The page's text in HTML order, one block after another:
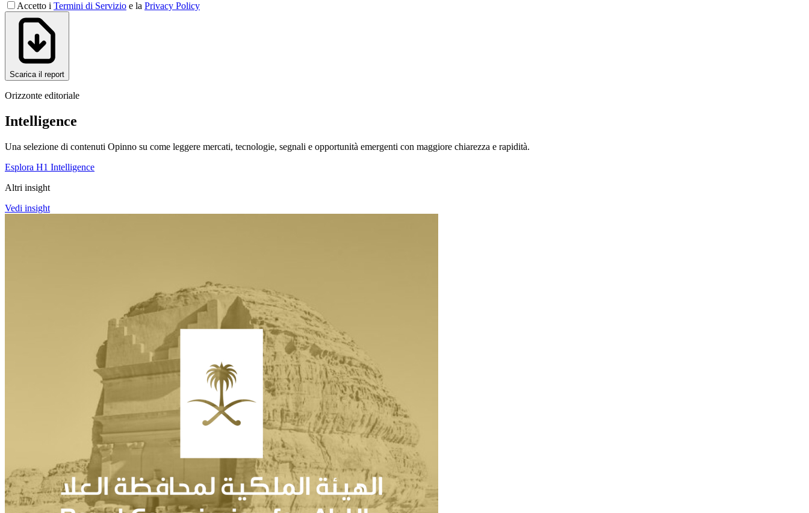
Accetto i Termini di Servizio e la Privacy Policy
Scarica il report
Orizzonte editoriale
Intelligence
Una selezione di contenuti Opinno su come leggere mercati, tecnologie, segnali e opportunità emergenti con maggiore chiarezza e rapidità.
Esplora H1 Intelligence
Altri insight
Vedi insight